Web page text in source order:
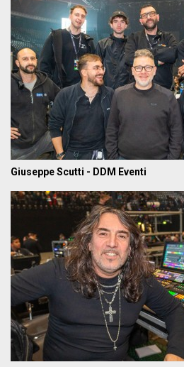
Giuseppe Scutti - DDM Eventi